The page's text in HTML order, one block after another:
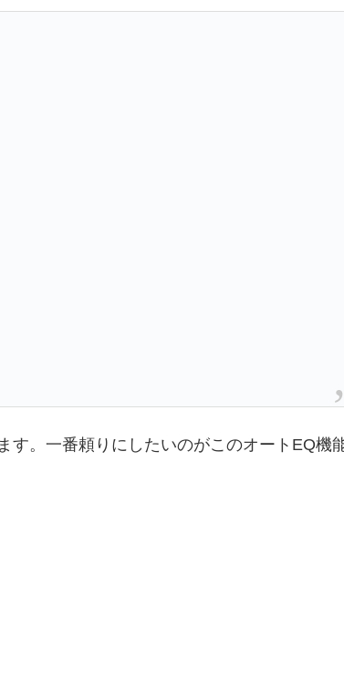
す。一番頼りにしたいのがこのオートEQ機